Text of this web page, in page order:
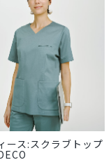
ース:スクラブトップ